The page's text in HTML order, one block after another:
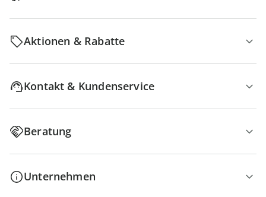
Aktionen & Rabatte
Kontakt & Kundenservice
Beratung
Unternehmen